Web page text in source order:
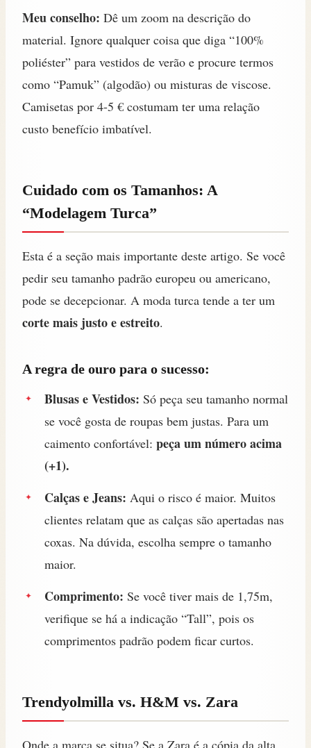
Meu conselho: Dê um zoom na descrição do
material. Ignore qualquer coisa que diga “100%
poliéster” para vestidos de verão e procure termos
como “Pamuk” (algodão) ou misturas de viscose.
Camisetas por 4-5 € costumam ter uma relação
custo benefício imbatível.
Cuidado com os Tamanhos: A
“Modelagem Turca”
Esta é a seção mais importante deste artigo. Se você
pedir seu tamanho padrão europeu ou americano,
pode se decepcionar. A moda turca tende a ter um
corte mais justo e estreito.
A regra de ouro para o sucesso:
Blusas e Vestidos: Só peça seu tamanho normal
se você gosta de roupas bem justas. Para um
caimento confortável: peça um número acima
(+1).
Calças e Jeans: Aqui o risco é maior. Muitos
clientes relatam que as calças são apertadas nas
coxas. Na dúvida, escolha sempre o tamanho
maior.
Comprimento: Se você tiver mais de 1,75m,
verifique se há a indicação “Tall”, pois os
comprimentos padrão podem ficar curtos.
Trendyolmilla vs. H&M vs. Zara
Onde a marca se situa? Se a Zara é a cópia da alta